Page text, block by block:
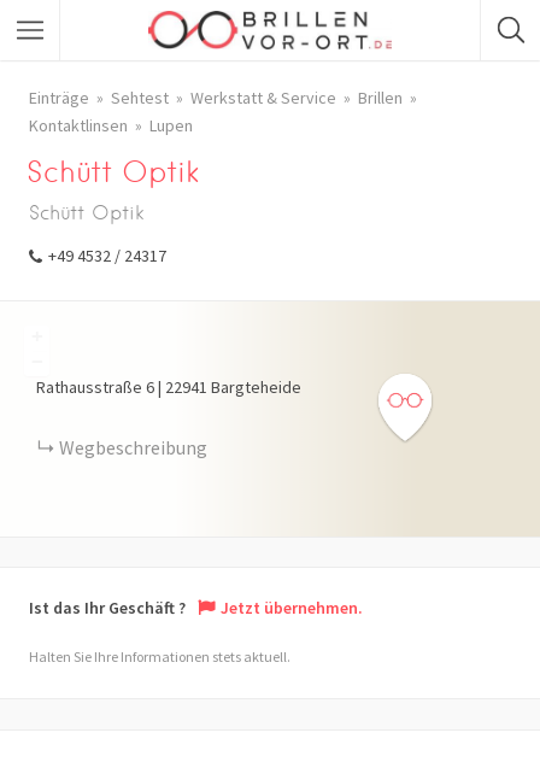
Einträge Sehtest Werkstatt & Service
Brillen
Kontaktlinsen
Lupen
Schütt Optik
Schütt Optik
+49 4532 / 24317
Rathausstraße 6| 22941 Bargteheide
Wegbeschreibung
Ist das Ihr Geschäft ? Jetzt übernehmen.
Halten Sie Ihre Informationen stets aktuell.